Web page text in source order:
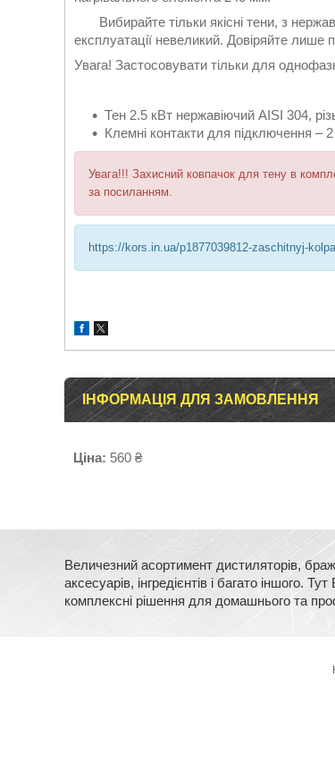
Вибирайте тільки якісні тени, з
експлуатації невеликий. Довіряйте лише
Увага! Застосовувати тільки для
Тен 2.5 кВт нержавіючий AISI 304,
Клемні контакти для підключення –
Увага!!! Захисний ковпачок для тену в
за посиланням.
https://kors.in.ua/p1877039812-zaschitnyj-
ІНФОРМАЦІЯ ДЛЯ ЗАМОВЛЕННЯ
Ціна: 560 ₴
Величезний асортимент дистиляторів,
аксесуарів, інгредієнтів і багато
комплексні рішення для домашнього та